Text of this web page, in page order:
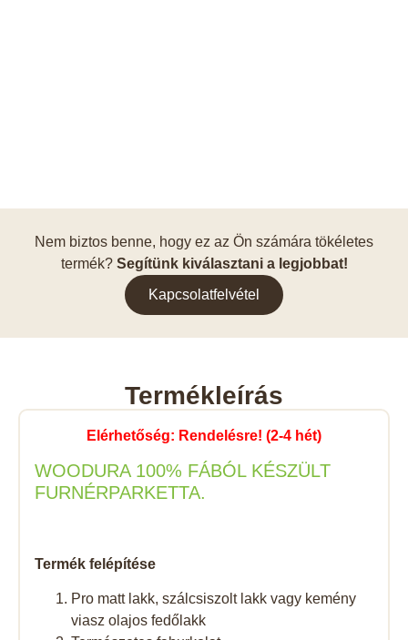
Nem biztos benne, hogy ez az Ön számára tökéletes
termék? Segítünk kiválasztani a legjobbat!
Kapcsolatfelvétel
Termékleírás
Elérhetőség: Rendelésre! (2-4 hét)
WOODURA 100% FÁBÓL KÉSZÜLT
FURNÉRPARKETTA.
Termék felépítése
Pro matt lakk, szálcsiszolt lakk vagy kemény
viasz olajos fedőlakk